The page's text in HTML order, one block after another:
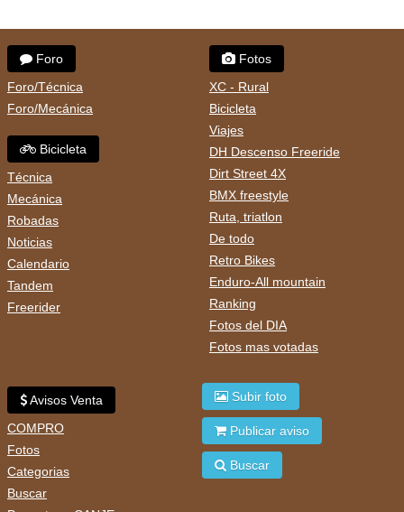
Foro
Foro/Técnica
Foro/Mecánica
Bicicleta
Técnica
Mecánica
Robadas
Noticias
Calendario
Tandem
Freerider
Fotos
XC - Rural
Bicicleta
Viajes
DH Descenso Freeride
Dirt Street 4X
BMX freestyle
Ruta, triatlon
De todo
Retro Bikes
Enduro-All mountain
Ranking
Fotos del DIA
Fotos mas votadas
Avisos Venta
COMPRO
Fotos
Categorias
Buscar
Subir foto
Publicar aviso
Buscar